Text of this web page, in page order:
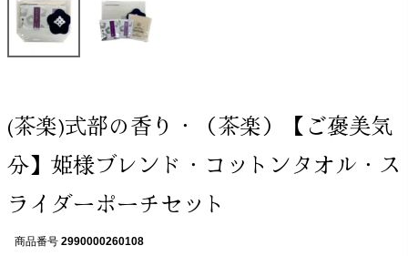
(茶楽)式部の香り・（茶楽）【ご褒美気
分】姫様ブレンド・コットンタオル・ス
ライダーポーチセット
商品番号 2990000260108